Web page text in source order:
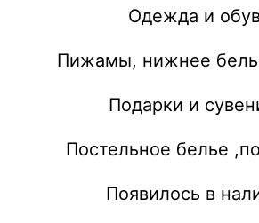
Одежда и
Пижамы, нижнее
Подарки и
Постельное белье
Появилось в